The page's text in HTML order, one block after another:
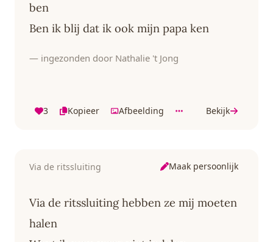
ben
Ben ik blij dat ik ook mijn papa ken
— ingezonden door Nathalie 't Jong
3 Kopieer Afbeelding Bekijk
Via de ritssluiting Maak persoonlijk
Via de ritssluiting hebben ze mij moeten
halen